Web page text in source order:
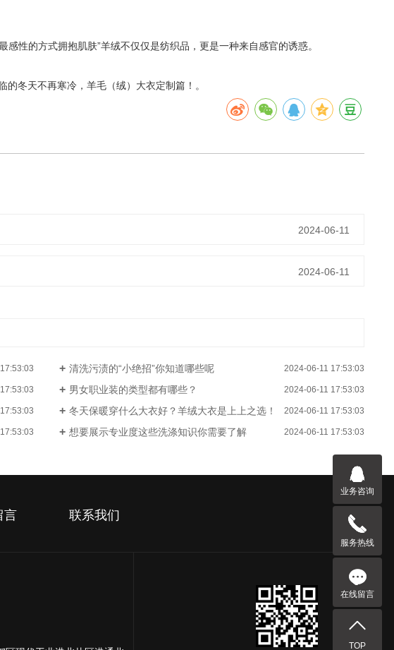
性的方式拥抱肌肤”羊绒不仅仅是纺织品，更是一种来自感官的诱惑。
的冬天不再寒冷，羊毛（绒）大衣定制篇！。
2024-06-11
2024-06-11
清洗污渍的“小绝招”你知道哪些呢 2024-06-11 17:53:03
男女职业装的类型都有哪些？ 2024-06-11 17:53:03
冬天保暖穿什么大衣好？羊绒大衣是上上之选！ 2024-06-11 17:53:03
想要展示专业度这些洗涤知识你需要了解 2024-06-11 17:53:03
言 联系我们
业务咨询
服务热线
在线留言
TOP